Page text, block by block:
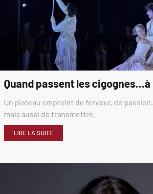
Quand passent les cigognes…à
Un plateau empreint de ferveur, de
mais aussi de transmettre.
LIRE LA SUITE